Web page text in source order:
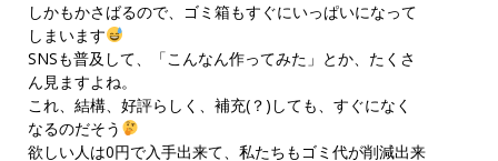
しかもかさばるので、ゴミ箱もすぐにいっぱいになって
しまいます
SNSも普及して、「こんなん作ってみた」とか、たくさ
ん見ますよね。
これ、結構、好評らしく、補充(？)しても、すぐになく
なるのだそう
欲しい人は0円で入手出来て、私たちもゴミ代が削減出来